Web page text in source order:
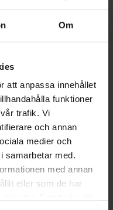
Om
att anpassa innehållet
funktioner
trafik. Vi
och annan
medier och
samarbetar med.
med annan
eller som de har
25%
Kronans Apotek
Hårspray
Oparfymerad
hårspray 250 ml